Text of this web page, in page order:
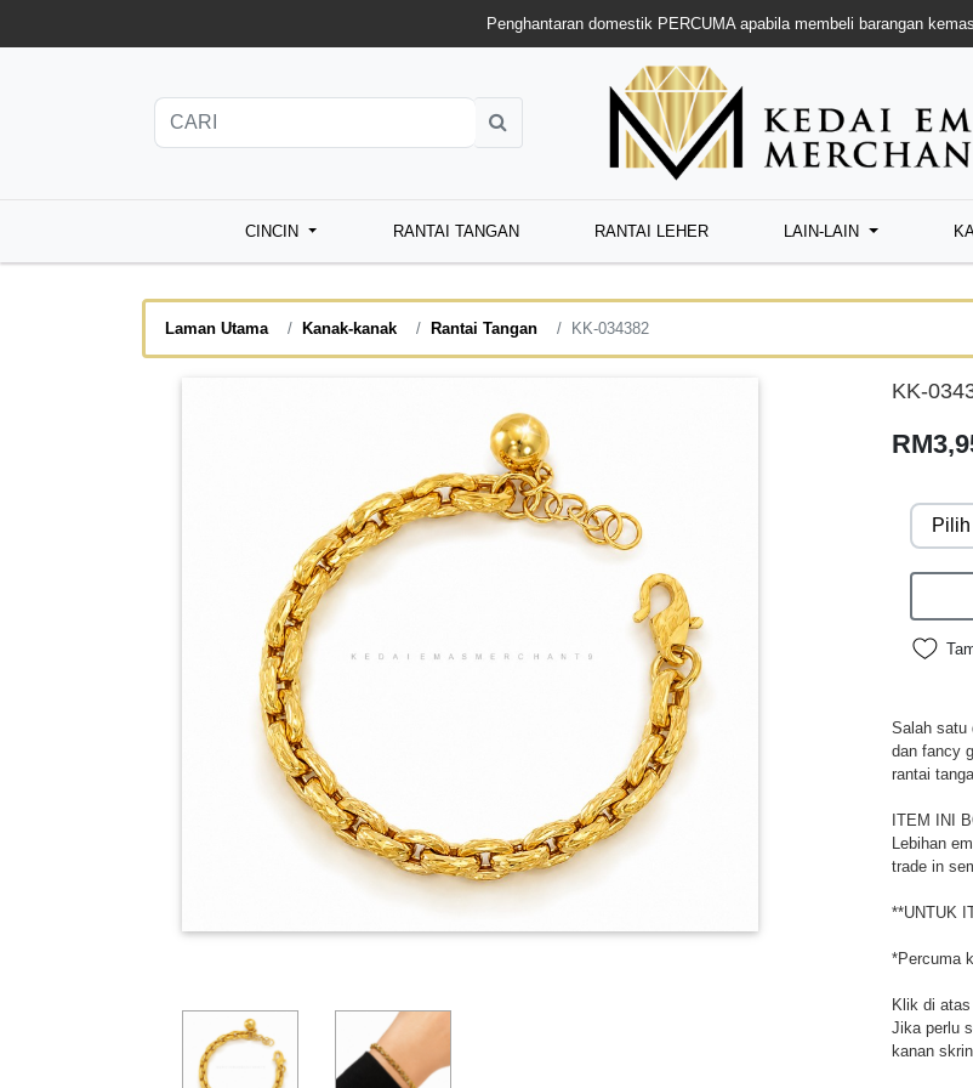
Penghantaran domestik PERCUMA apabila membeli barangan
CINCIN RANTAI TANGAN RANTAI LEHER LAIN-LAIN
Laman Utama Kanak-kanak Rantai Tangan KK-034382
KK-
Salah satu
dan fancy
rantai
ITEM INI
Lebihan
trade in
**UNTUK
*Percuma
Klik di
Jika perlu
kanan